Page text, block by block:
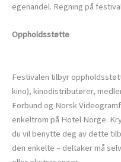
egenandel. Regning på
Oppholdsstøtte
Festivalen tilbyr
kino), kinodistributører,
Forbund og Norsk
enkeltrom på Hotel Norge.
du vil benytte deg av dette
den enkelte – deltaker må